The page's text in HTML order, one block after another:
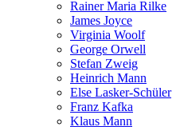
Rainer Maria Rilke
James Joyce
Virginia Woolf
George Orwell
Stefan Zweig
Heinrich Mann
Else Lasker-Schüler
Franz Kafka
Klaus Mann